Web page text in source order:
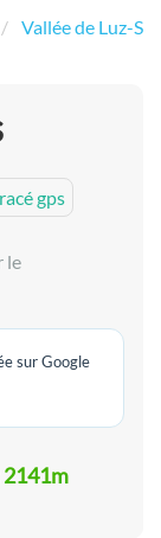
Vallée de Luz-
gps
le
sur Google
2141m